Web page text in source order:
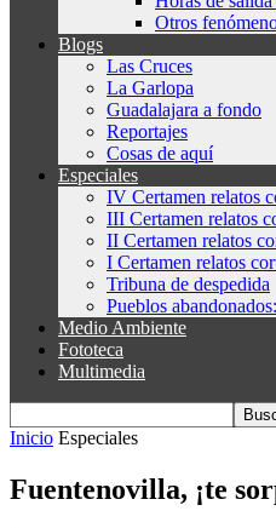
Otros
Blogs
Las Cruces
La Garlopa
Guadalajara a fondo
Reportajes
Cosas de aquí
Especiales
IV Certamen relatos
III Certamen relatos
II Certamen relatos
I Certamen relatos
Tribuna de despedida
Pueblos
Medio Ambiente
Fototeca
Multimedia
Inicio Especiales
Fuentenovilla, ¡te